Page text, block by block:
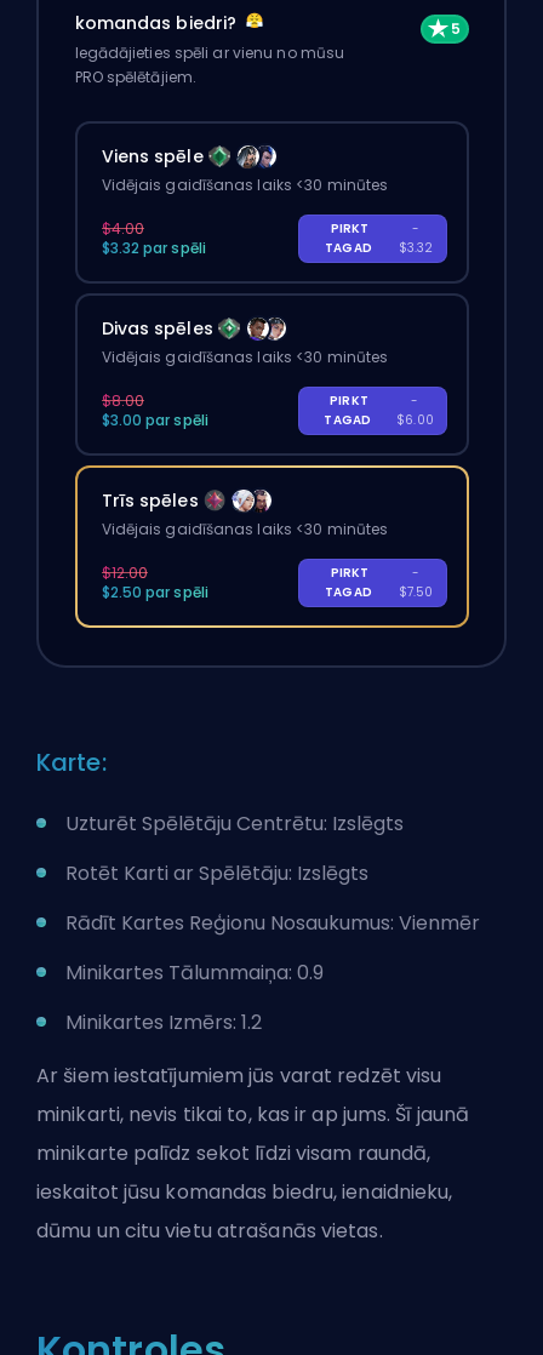
komandas biedri?
Iegādājieties spēli ar vienu no mūsu
PRO spēlētājiem.
Viens spēle
Vidējais gaidīšanas laiks <30 minūtes
$4.00
$3.32 par spēli
PIRKT
TAGAD
-
$3.32
Divas spēles
Vidējais gaidīšanas laiks <30 minūtes
$8.00
$3.00 par spēli
PIRKT
TAGAD
-
$6.00
Trīs spēles
Vidējais gaidīšanas laiks <30 minūtes
$12.00
$2.50 par spēli
PIRKT
TAGAD
-
$7.50
Karte:
Uzturēt Spēlētāju Centrētu: Izslēgts
Rotēt Karti ar Spēlētāju: Izslēgts
Rādīt Kartes Reģionu Nosaukumus: Vienmēr
Minikartes Tālummaiņa: 0.9
Minikartes Izmērs: 1.2
Ar šiem iestatījumiem jūs varat redzēt visu
minikarti, nevis tikai to, kas ir ap jums. Šī jaunā
minikarte palīdz sekot līdzi visam raundā,
ieskaitot jūsu komandas biedru, ienaidnieku,
dūmu un citu vietu atrašanās vietas.